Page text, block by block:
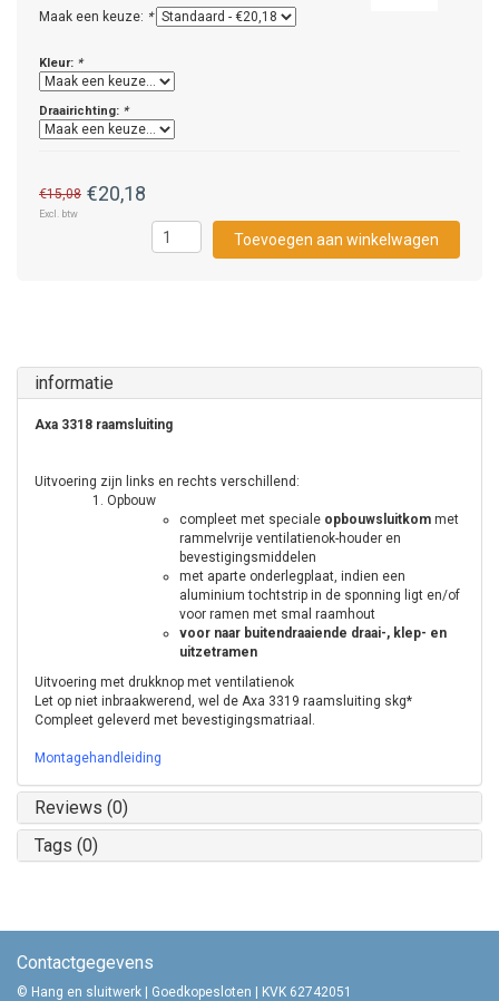
Maak een keuze: *
Kleur: *
Draairichting: *
€15,08 €20,18
Excl. btw
Toevoegen aan winkelwagen
informatie
Axa 3318 raamsluiting
Uitvoering zijn links en rechts verschillend:
Opbouw
compleet met speciale opbouwsluitkom met
rammelvrije ventilatienok-houder en
bevestigingsmiddelen
met aparte onderlegplaat, indien een
aluminium tochtstrip in de sponning ligt en/of
voor ramen met smal raamhout
voor naar buitendraaiende draai-, klep- en
uitzetramen
Uitvoering met drukknop met ventilatienok
Let op niet inbraakwerend, wel de Axa 3319 raamsluiting skg*
Compleet geleverd met bevestigingsmatriaal.
Montagehandleiding
Reviews (0)
Tags (0)
Contactgegevens
© Hang en sluitwerk | Goedkopesloten | KVK 62742051